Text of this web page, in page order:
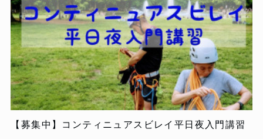
【募集中】コンティニュアスビレイ平日夜入門講習